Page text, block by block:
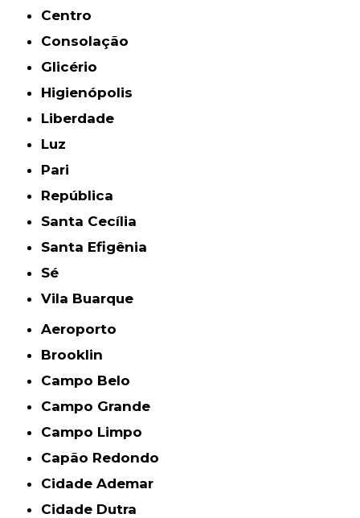
Centro
Consolação
Glicério
Higienópolis
Liberdade
Luz
Pari
República
Santa Cecília
Santa Efigênia
Sé
Vila Buarque
Aeroporto
Brooklin
Campo Belo
Campo Grande
Campo Limpo
Capão Redondo
Cidade Ademar
Cidade Dutra